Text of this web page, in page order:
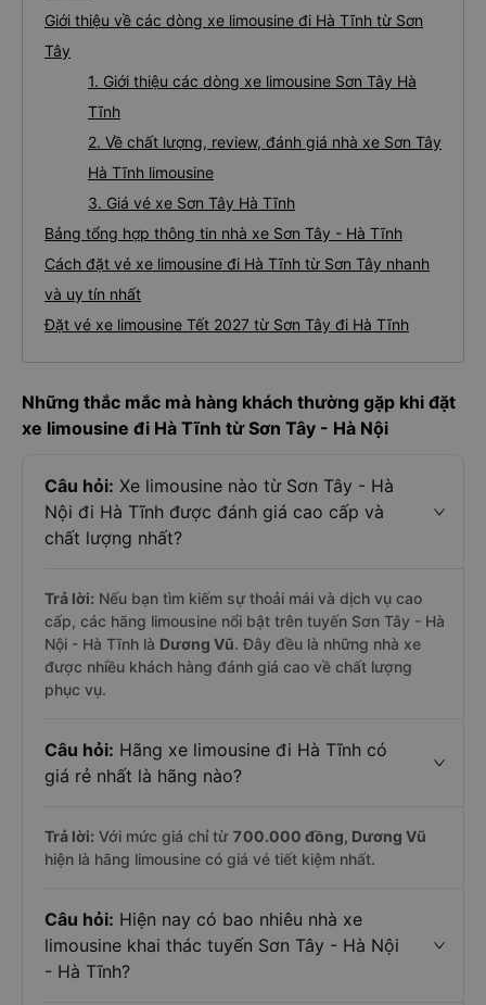
Giới thiệu về các dòng xe limousine đi Hà Tĩnh từ Sơn
Tây
1. Giới thiệu các dòng xe limousine Sơn Tây Hà
Tĩnh
2. Về chất lượng, review, đánh giá nhà xe Sơn Tây
Hà Tĩnh limousine
3. Giá vé xe Sơn Tây Hà Tĩnh
Bảng tổng hợp thông tin nhà xe Sơn Tây - Hà Tĩnh
Cách đặt vé xe limousine đi Hà Tĩnh từ Sơn Tây nhanh
và uy tín nhất
Đặt vé xe limousine Tết 2027 từ Sơn Tây đi Hà Tĩnh
Những thắc mắc mà hàng khách thường gặp khi đặt
xe limousine đi Hà Tĩnh từ Sơn Tây - Hà Nội
Câu hỏi: Xe limousine nào từ Sơn Tây - Hà
Nội đi Hà Tĩnh được đánh giá cao cấp và
chất lượng nhất?
Trả lời: Nếu bạn tìm kiếm sự thoải mái và dịch vụ cao
cấp, các hãng limousine nổi bật trên tuyến Sơn Tây - Hà
Nội - Hà Tĩnh là Dương Vũ. Đây đều là những nhà xe
được nhiều khách hàng đánh giá cao về chất lượng
phục vụ.
Câu hỏi: Hãng xe limousine đi Hà Tĩnh có
giá rẻ nhất là hãng nào?
Trả lời: Với mức giá chỉ từ 700.000 đồng, Dương Vũ
hiện là hãng limousine có giá vé tiết kiệm nhất.
Câu hỏi: Hiện nay có bao nhiêu nhà xe
limousine khai thác tuyến Sơn Tây - Hà Nội
- Hà Tĩnh?